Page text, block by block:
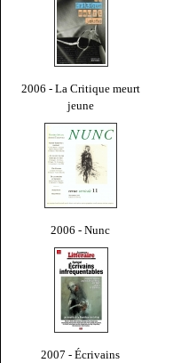
2006 - La Critique meurt
jeune
2006 - Nunc
2007 - Écrivains